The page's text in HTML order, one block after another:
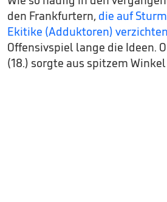
den Frankfurtern, die auf
Ekitike (Adduktoren)
Offensivspiel lange die Ideen.
(18.) sorgte aus spitzem